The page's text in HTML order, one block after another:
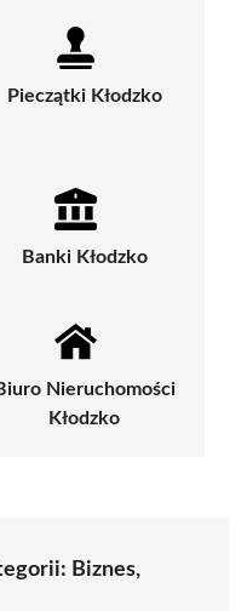
Pieczątki Kłodzko
Banki Kłodzko
Nieruchomości
Kłodzko
Biznes,